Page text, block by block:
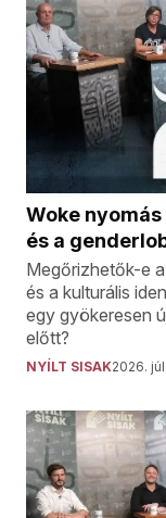
Woke
és a
Megőrizhetők-e
és a kulturális
egy gyökeresen
előtt?
NYÍLT SISAK2026.